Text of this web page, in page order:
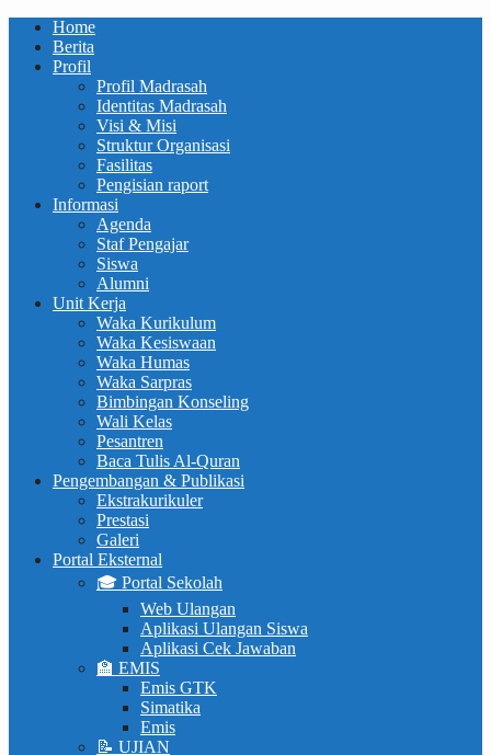
Home
Berita
Profil
Profil Madrasah
Identitas Madrasah
Visi & Misi
Struktur Organisasi
Fasilitas
Pengisian raport
Informasi
Agenda
Staf Pengajar
Siswa
Alumni
Unit Kerja
Waka Kurikulum
Waka Kesiswaan
Waka Humas
Waka Sarpras
Bimbingan Konseling
Wali Kelas
Pesantren
Baca Tulis Al-Quran
Pengembangan & Publikasi
Ekstrakurikuler
Prestasi
Galeri
Portal Eksternal
🎓 Portal Sekolah
Web Ulangan
Aplikasi Ulangan Siswa
Aplikasi Cek Jawaban
🏫 EMIS
Emis GTK
Simatika
Emis
📝 UJIAN